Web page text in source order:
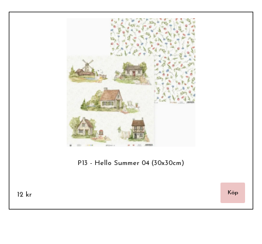
P13 - Hello Summer 04 (30x30cm)
12 kr